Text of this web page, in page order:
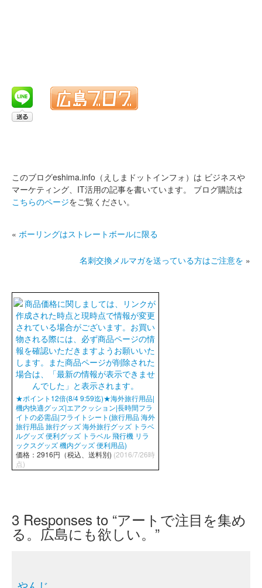
このブログeshima.info（えしまドットインフォ）は ビジネスや
マーケティング、IT活用の記事を書いています。
ブログ購読は
こちらのページをご覧ください。
« ボーリングはストレートボールに限る
名刺交換メルマガを送っている方はご注意を »
★ポイント12倍(8/4 9:59迄)★海外旅行用品|
機内快適グッズ|エアクッション|長時間フラ
イトの必需品|フライトシート(旅行用品 海外
旅行用品 旅行グッズ 海外旅行グッズ トラベ
ルグッズ 便利グッズ トラベル 飛行機 リラ
ックスグッズ 機内グッズ 便利用品)
価格：2916円（税込、送料別) (2016/7/26時
点)
3 Responses to “アートで注目を集め
る。広島にも欲しい。”